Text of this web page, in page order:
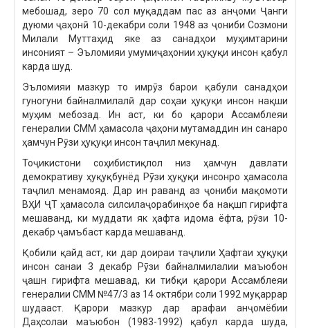
мебошад, зеро 70 сол муқаддам пас аз анҷоми Ҷанги
дуюми ҷаҳонӣ 10-декабри соли 1948 аз ҷониби Созмони
Милали Муттаҳид яке аз санадҳои муҳимтарини
инсоният – Эъломияи умумиҷаҳонии ҳуқуқи инсон қабул
карда шуд.
Эъломияи мазкур то имрӯз барои қабули санадҳои
гуногуни байналмилалӣ дар соҳаи ҳуқуқи инсон нақши
муҳим мебозад. Ин аст, ки бо қарори Ассамблеяи
генералии СММ ҳамасола ҷаҳони мутамаддин ин санаро
ҳамчун Рӯзи ҳуқуқи инсон таҷлил мекунад.
Тоҷикистони соҳибистиқлол низ ҳамчун давлати
демокративу ҳуқуқбунёд Рӯзи ҳуқуқи инсонро ҳамасола
таҷлил менамояд. Дар ин раванд аз ҷониби мақомоти
ВҲИ ҶТ ҳамасола силсилаҷорабинҳое ба нақшп гирифта
мешаванд, ки муддати як ҳафта идома ёфта, рӯзи 10-
декабр ҷамъбаст карда мешаванд.
Қобили қайд аст, ки дар доираи таҷлили Ҳафтаи ҳуқуқи
инсон санаи 3 декабр Рӯзи байналмилалии маъюбон
ҷашн гирифта мешавад, ки тибқи қарори Ассамблеяи
генералии СММ №47/3 аз 14 октябри соли 1992 муқаррар
шудааст. Қарори мазкур дар арафаи анҷомёбии
Даҳсолаи маъюбон (1983-1992) қабул карда шуда,